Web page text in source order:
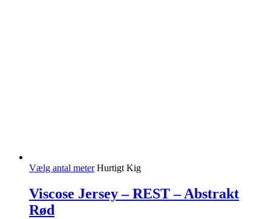
Vælg antal meter Hurtigt Kig
Viscose Jersey – REST – Abstrakt
Rød